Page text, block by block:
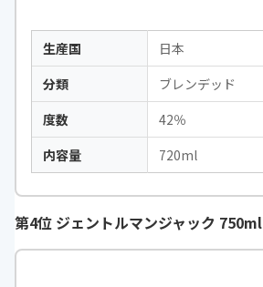
生産国
日本
分類
ブレンデッド
度数
42％
内容量
720ml
第4位 ジェントルマンジャック 750ml